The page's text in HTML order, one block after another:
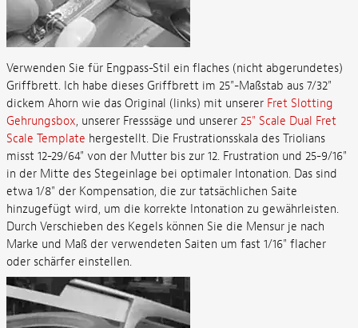
Verwenden Sie für Engpass-Stil ein flaches (nicht abgerundetes)
Griffbrett. Ich habe dieses Griffbrett im 25"-Maßstab aus 7/32"
dickem Ahorn wie das Original (links) mit unserer Fret Slotting
Gehrungsbox, unserer Fresssäge und unserer 25" Scale Dual Fret
Scale Template hergestellt. Die Frustrationsskala des Triolians
misst 12-29/64" von der Mutter bis zur 12. Frustration und 25-9/16"
in der Mitte des Stegeinlage bei optimaler Intonation. Das sind
etwa 1/8" der Kompensation, die zur tatsächlichen Saite
hinzugefügt wird, um die korrekte Intonation zu gewährleisten.
Durch Verschieben des Kegels können Sie die Mensur je nach
Marke und Maß der verwendeten Saiten um fast 1/16" flacher
oder schärfer einstellen.